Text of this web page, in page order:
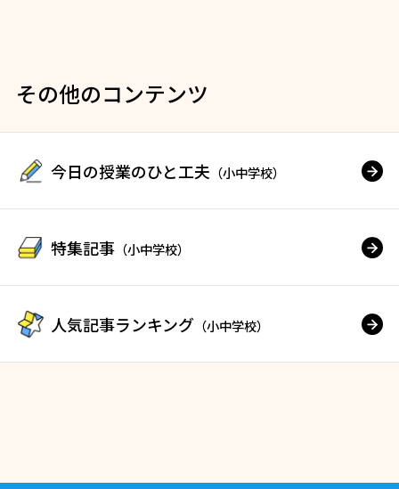
その他のコンテンツ
今日の授業のひと工夫 （小中学校）
特集記事 （小中学校）
人気記事ランキング （小中学校）